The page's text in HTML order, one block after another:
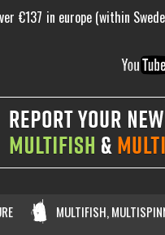
€137 in europe (within
MULTIFISH,